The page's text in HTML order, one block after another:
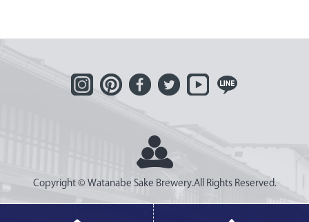
Copyright © Watanabe Sake Brewery.All Rights Reserved.